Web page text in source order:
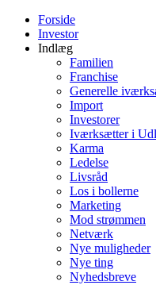
Forside
Investor
Indlæg
Familien
Franchise
Generelle
Import
Investorer
Iværksætter i
Karma
Ledelse
Livsråd
Los i bollerne
Marketing
Mod strømmen
Netværk
Nye muligheder
Nye ting
Nyhedsbreve